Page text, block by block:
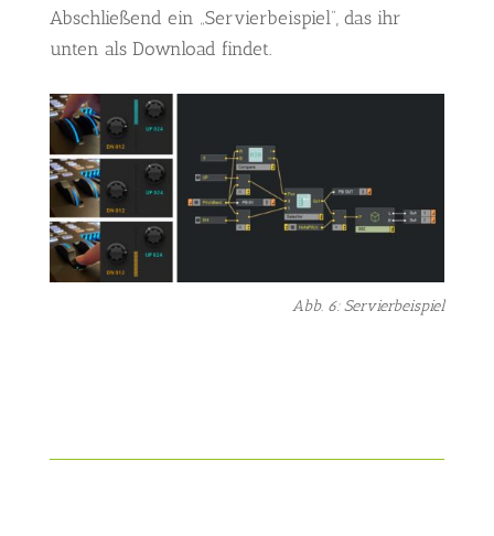
Abschließend ein „Servierbeispiel“, das ihr
unten als Download findet.
Abb. 6: Servierbeispiel